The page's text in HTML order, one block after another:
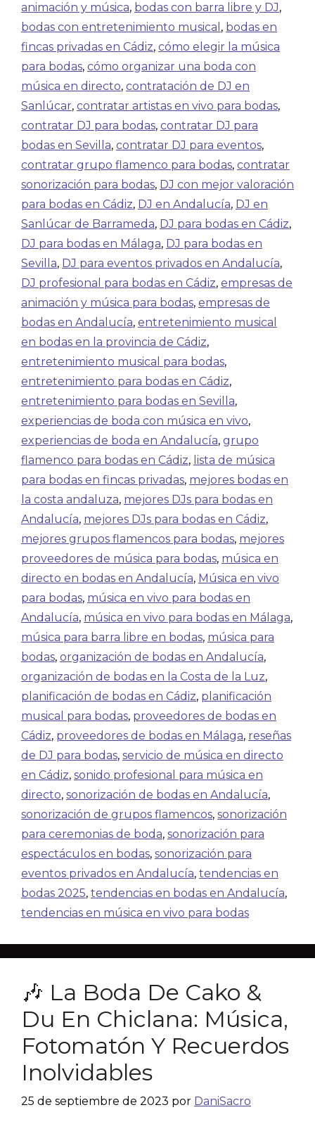
animación y música, bodas con barra libre y DJ,
bodas con entretenimiento musical , bodas en
fincas privadas en Cádiz, cómo elegir la música
para bodas, cómo organizar una boda con
música en directo, contratación de DJ en
Sanlúcar, contratar artistas en vivo para bodas,
contratar DJ para bodas, contratar DJ para
bodas en Sevilla, contratar DJ para eventos,
contratar grupo flamenco para bodas, contratar
sonorización para bodas, DJ con mejor valoración
para bodas en Cádiz, DJ en Andalucía, DJ en
Sanlúcar de Barrameda, DJ para bodas en Cádiz,
DJ para bodas en Málaga, DJ para bodas en
Sevilla, DJ para eventos privados en Andalucía,
DJ profesional para bodas en Cádiz, empresas de
animación y música para bodas, empresas de
bodas en Andalucía, entretenimiento musical
en bodas en la provincia de Cádiz,
entretenimiento musical para bodas,
entretenimiento para bodas en Cádiz,
entretenimiento para bodas en Sevilla,
experiencias de boda con música en vivo,
experiencias de boda en Andalucía, grupo
flamenco para bodas en Cádiz, lista de música
para bodas en fincas privadas, mejores bodas en
la costa andaluza, mejores DJs para bodas en
Andalucía, mejores DJs para bodas en Cádiz,
mejores grupos flamencos para bodas, mejores
proveedores de música para bodas, música en
directo en bodas en Andalucía, Música en vivo
para bodas, música en vivo para bodas en
Andalucía, música en vivo para bodas en Málaga,
música para barra libre en bodas, música para
bodas, organización de bodas en Andalucía,
organización de bodas en la Costa de la Luz,
planificación de bodas en Cádiz, planificación
musical para bodas, proveedores de bodas en
Cádiz, proveedores de bodas en Málaga, reseñas
de DJ para bodas, servicio de música en directo
en Cádiz, sonido profesional para música en
directo, sonorización de bodas en Andalucía,
sonorización de grupos flamencos, sonorización
para ceremonias de boda, sonorización para
espectáculos en bodas, sonorización para
eventos privados en Andalucía, tendencias en
bodas 2025, tendencias en bodas en Andalucía,
tendencias en música en vivo para bodas
🎶 La Boda De Cako &
Du En Chiclana: Música,
Fotomatón Y Recuerdos
Inolvidables
25 de septiembre de 2023 por DaniSacro